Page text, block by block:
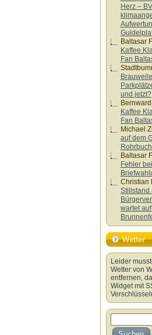
Herz –
Baltasar
Kaffee
Fan
und jetzt?
Kaffee
Fan
Michael
auf dem
Rohrbuch
Baltasar
Fehler bei
Christian
Stillstand
wartet
Wetter
Leider
Wetter von
entfernen,
Widget mit